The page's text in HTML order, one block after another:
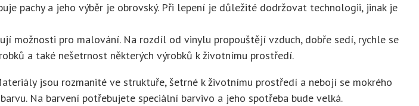
pachy a jeho výběr je obrovský. Při lepení je důležité dodržovat technologii, jinak je
možnosti pro malování. Na rozdíl od vinylu propouštějí vzduch, dobře sedí, rychle se
a také nešetrnost některých výrobků k životnímu prostředí.
jsou rozmanité ve struktuře, šetrné k životnímu prostředí a nebojí se mokrého
Na barvení potřebujete speciální barvivo a jeho spotřeba bude velká.